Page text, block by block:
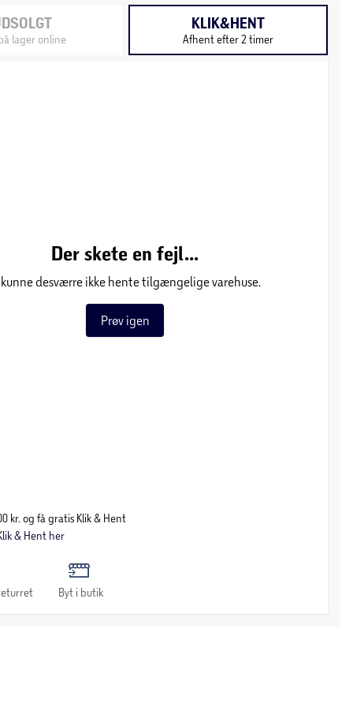
lager online
KLIK&HENT
Afhent efter 2 timer
Der skete en fejl...
kunne desværre ikke hente tilgængelige varehuse.
Prøv igen
kr. og få gratis Klik & Hent
& Hent her
Byt i butik